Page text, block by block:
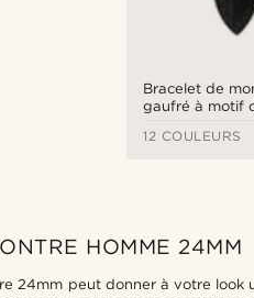
Bracelet de
gaufré à motif
rapide
12 COULEURS
HOMME 24MM
24mm peut donner à votre look